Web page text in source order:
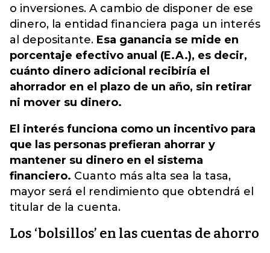
o inversiones. A cambio de disponer de ese
dinero, la entidad financiera paga un interés
al depositante. Esa ganancia se mide en
porcentaje efectivo anual (E.A.), es decir,
cuánto dinero adicional recibiría el
ahorrador en el plazo de un año, sin retirar
ni mover su dinero.
El interés funciona como un incentivo para
que las personas prefieran ahorrar y
mantener su dinero en el sistema
financiero. Cuanto más alta sea la tasa,
mayor será el rendimiento que obtendrá el
titular de la cuenta.
Los ‘bolsillos’ en las cuentas de ahorro